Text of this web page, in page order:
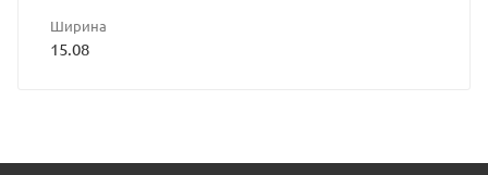
Ширина
15.08